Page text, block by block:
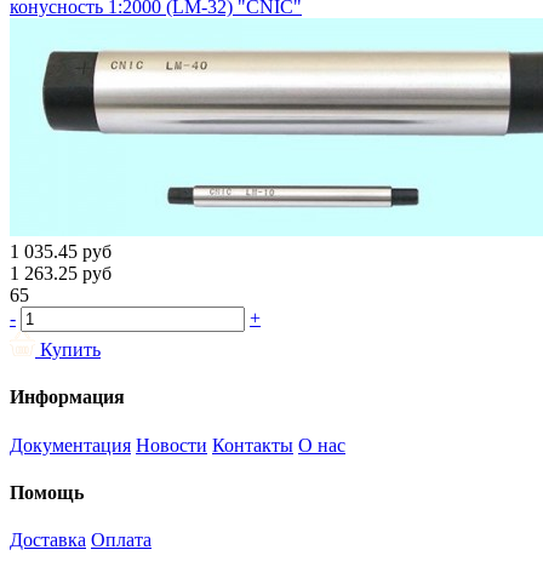
конусность 1:2000 (LM-32) "CNIC"
1 035.45 руб
1 263.25 руб
65
-
+
Купить
Информация
Документация Новости Контакты О нас
Помощь
Доставка Оплата